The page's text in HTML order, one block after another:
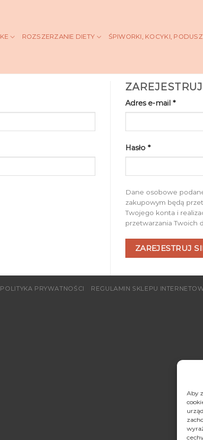
Aby
ROZSZERZANIE DIETY ŚPIWORKI, KOCYKI,
Adres e-mail *
Hasło *
Dane osobowe
zakupowym będą
Twojego konta i
przetwarzania Twoich
ZAREJESTRUJ
POLITYKA PRYWATNOŚCI REGULAMIN SKLEPU